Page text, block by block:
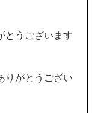
とうございます
りがとうござい